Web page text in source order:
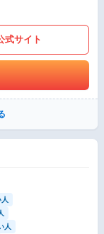
式サイト
人